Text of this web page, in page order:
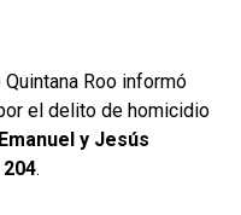
Roo informó
el delito de homicidio
y Jesús
.